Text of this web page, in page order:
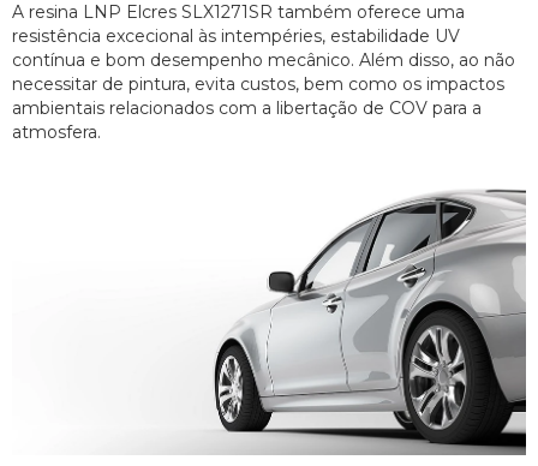
A resina LNP Elcres SLX1271SR também oferece uma
resistência excecional às intempéries, estabilidade UV
contínua e bom desempenho mecânico. Além disso, ao não
necessitar de pintura, evita custos, bem como os impactos
ambientais relacionados com a libertação de COV para a
atmosfera.